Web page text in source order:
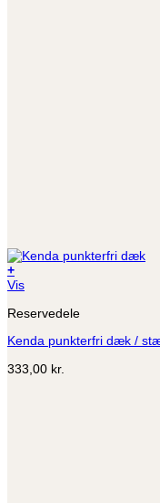
+
Dette
har
varianter.
kan
Vis
Reservedele
Kenda punkterfri dæk /
333,00 kr.